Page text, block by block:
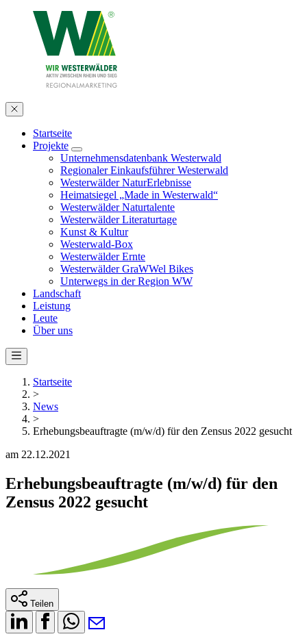
Startseite
Projekte
Unternehmensdatenbank Westerwald
Regionaler Einkaufsführer Westerwald
Westerwälder NaturErlebnisse
Heimatsiegel „Made in Westerwald“
Westerwälder Naturtalente
Westerwälder Literaturtage
Kunst & Kultur
Westerwald-Box
Westerwälder Ernte
Westerwälder GraWWel Bikes
Unterwegs in der Region WW
Landschaft
Leistung
Leute
Über uns
Startseite
>
News
>
Erhebungsbeauftragte (m/w/d) für den Zensus 2022 gesucht
am 22.12.2021
Erhebungsbeauftragte (m/w/d) für den
Zensus 2022 gesucht
Teilen